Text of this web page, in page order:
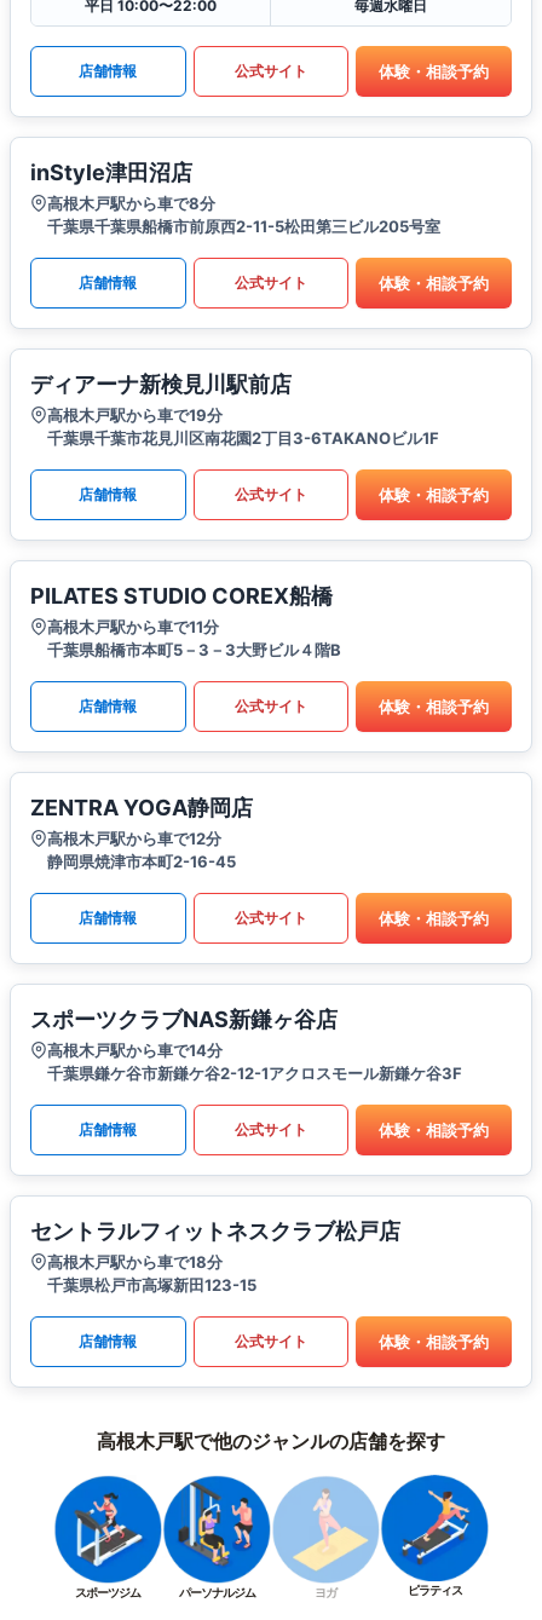
平日 10:00〜22:00 毎週水曜日
店舗情報 公式サイト 体験・相談予約
inStyle津田沼店
高根木戸駅から車で8分
千葉県千葉県船橋市前原西2-11-5松田第三ビル205号室
店舗情報 公式サイト 体験・相談予約
ディアーナ新検見川駅前店
高根木戸駅から車で19分
千葉県千葉市花見川区南花園2丁目3-6TAKANOビル1F
店舗情報 公式サイト 体験・相談予約
PILATES STUDIO COREX船橋
高根木戸駅から車で11分
千葉県船橋市本町5－3－3大野ビル４階B
店舗情報 公式サイト 体験・相談予約
ZENTRA YOGA静岡店
高根木戸駅から車で12分
静岡県焼津市本町2-16-45
店舗情報 公式サイト 体験・相談予約
スポーツクラブNAS新鎌ヶ谷店
高根木戸駅から車で14分
千葉県鎌ケ谷市新鎌ケ谷2-12-1アクロスモール新鎌ケ谷3F
店舗情報 公式サイト 体験・相談予約
セントラルフィットネスクラブ松戸店
高根木戸駅から車で18分
千葉県松戸市高塚新田123-15
店舗情報 公式サイト 体験・相談予約
高根木戸駅で他のジャンルの店舗を探す
スポーツジム パーソナルジム ヨガ ピラティス